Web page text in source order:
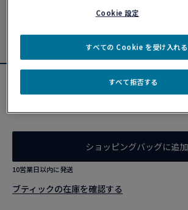
フォース10 ネックレス
ショッピングバッグに追加
10営業日以内に発送
ブティックの在庫を確認する​
Cookie 設定
すべて拒否する
すべての Cookie を受け入れる